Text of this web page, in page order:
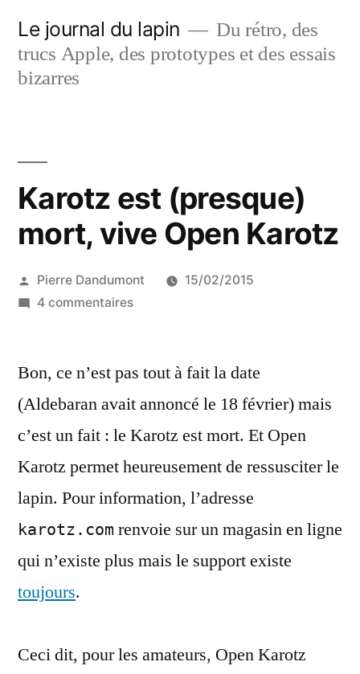
contenu
Le journal du lapin
Du rétro, des
trucs Apple, des prototypes et des essais
bizarres
Karotz est (presque)
mort, vive Open Karotz
Publié
par
Pierre Dandumont
15/02/2015
4 commentairessur
(presque)
vive
Open
Bon, ce n’est pas tout à fait la date
(Aldebaran avait annoncé le 18 février) mais
c’est un fait : le Karotz est mort. Et Open
Karotz permet heureusement de ressusciter le
lapin. Pour information, l’adresse
karotz.com renvoie sur un magasin en ligne
qui n’existe plus mais le support existe
toujours.
Ceci dit, pour les amateurs, Open Karotz